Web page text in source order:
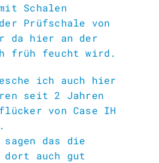
Schalen
Prüfschale von
da hier an der
früh feucht wird.
ich auch hier
seit 2 Jahren
von Case IH
das die
dort auch gut